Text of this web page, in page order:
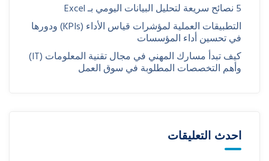
5 نصائح سريعة لتحليل البيانات اليومي بـ Excel
التطبيقات العملية لمؤشرات قياس الأداء (KPIs) ودورها
في تحسين أداء المؤسسات
كيف تبدأ مسارك المهني في مجال تقنية المعلومات (IT)
وأهم التخصصات المطلوبة في سوق العمل
احدث التعليقات